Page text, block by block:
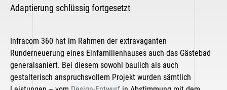
Adaptierung schlüssig fortgesetzt
Infracom 360 hat im Rahmen der extravaganten
Runderneuerung eines Einfamilienhauses auch das Gästebad
generalsaniert. Bei diesem sowohl baulich als auch
gestalterisch anspruchsvollem Projekt wurden sämtlich